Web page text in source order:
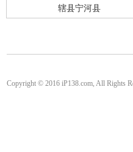
辖县宁河县
Copyright © 2016 iP138.com, All Rights